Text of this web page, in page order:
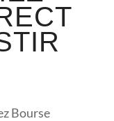
Bourse